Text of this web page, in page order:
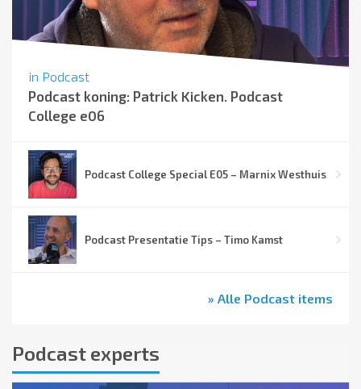
in Podcast
Podcast koning: Patrick Kicken. Podcast
College e06
Podcast College Special E05 – Marnix Westhuis
Podcast Presentatie Tips – Timo Kamst
» Alle Podcast items
Podcast experts